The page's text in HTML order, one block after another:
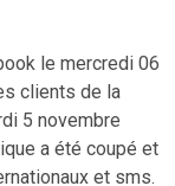
le mercredi 06
clients de la
5 novembre
a été coupé et
et sms.